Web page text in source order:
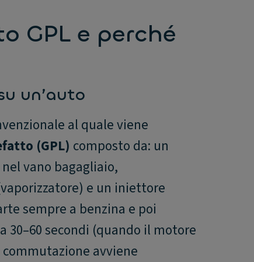
GPL e perché
un’auto
al quale viene
(GPL) composto da: un
vano bagagliaio,
e un iniettore
sempre a benzina e poi
30–60 secondi (quando il motore
avviene